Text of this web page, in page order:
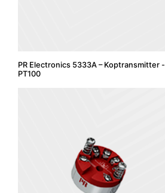
PR Electronics 5333A – Koptransmitter -
PT100